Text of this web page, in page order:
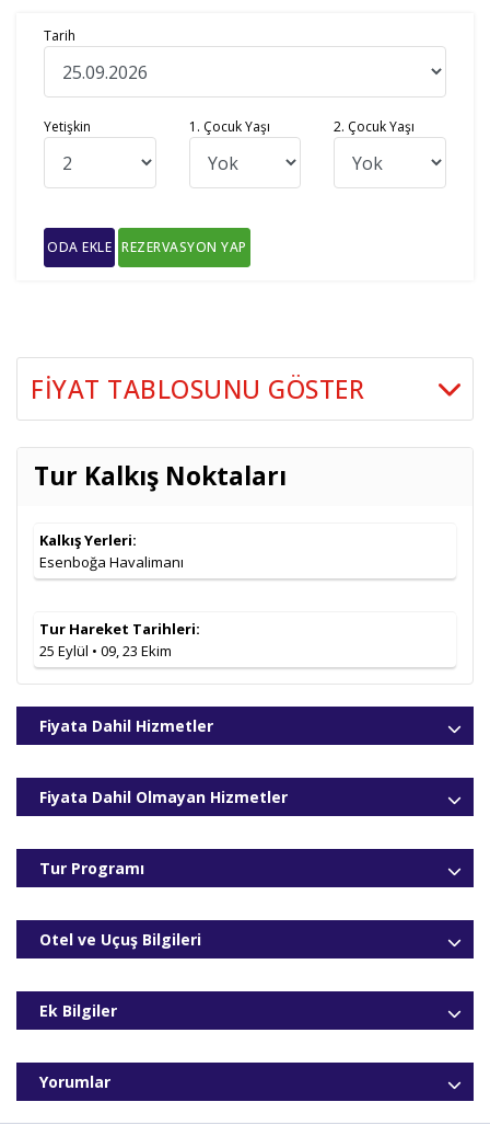
Tarih
Yetişkin 1. Çocuk Yaşı 2. Çocuk Yaşı
ODA EKLE REZERVASYON YAP
FIYAT TABLOSUNU GÖSTER
4* Holiday Inn Hotel Science Park vb.
09.10.2026
3* City Max Hotel Bur Dubai vb. (Şehir
4* Holiday Inn Hotel Science Park vb. 749,00€
5* Media Rotana Hotel vb. (Şehir Merkezi)
799,00€
23.10.2026
3* City Max Hotel Bur Dubai vb. (Şehir
699,00€
4* Holiday Inn Hotel Science Park vb.
5* Media Rotana Hotel vb. (Şehir Merkezi)
799,00€
Tur Kalkış Noktaları
Kalkış Yerleri:
Esenboğa Havalimanı
Tur Hareket Tarihleri:
25 Eylül • 09, 23 Ekim
Fiyata Dahil Hizmetler
Fiyata Dahil Olmayan Hizmetler
Tur Programı
Otel ve Uçuş Bilgileri
Ek Bilgiler
Yorumlar